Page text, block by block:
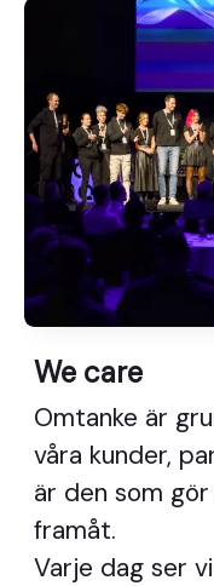
We care
Omtanke är
våra kunder,
är den som
framåt.
Varje dag ser